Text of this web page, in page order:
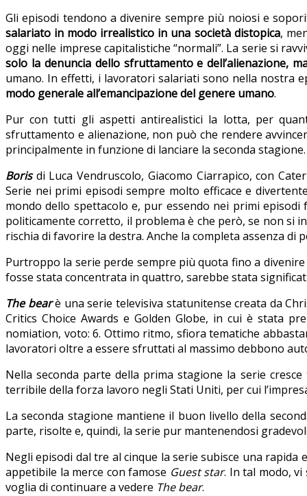
Gli episodi tendono a divenire sempre più noiosi e
salariato in modo irrealistico in una società distopica,
oggi nelle imprese capitalistiche “normali”. La serie si
solo la denuncia dello sfruttamento e dell’alienazione,
umano. In effetti, i lavoratori salariati sono nella nostra
modo generale all’emancipazione del genere umano.
Pur con tutti gli aspetti antirealistici la lotta, per
sfruttamento e alienazione, non può che rendere
principalmente in funzione di lanciare la seconda stagione.
Borisdi Luca Vendruscolo, Giacomo Ciarrapico, con
Serie nei primi episodi sempre molto efficace e
mondo dello spettacolo e, pur essendo nei primi
politicamente corretto, il problema è che però, se non si
rischia di favorire la destra. Anche la completa assenza
Purtroppo la serie perde sempre più quota fino a
fosse stata concentrata in quattro, sarebbe stata
The bearè una serie televisiva statunitense creata da
Critics Choice Awards e Golden Globe, in cui è stata
nomiation, voto: 6. Ottimo ritmo, sfiora tematiche
lavoratori oltre a essere sfruttati al massimo debbono
Nella seconda parte della prima stagione la serie
terribile della forza lavoro negli Stati Uniti, per cui
La seconda stagione mantiene il buon livello della
parte, risolte e, quindi, la serie pur mantenendosi
Negli episodi dal tre al cinque la serie subisce una
appetibile la merce con famose Guest star. In tal modo,
voglia di continuare a vedere The bear.